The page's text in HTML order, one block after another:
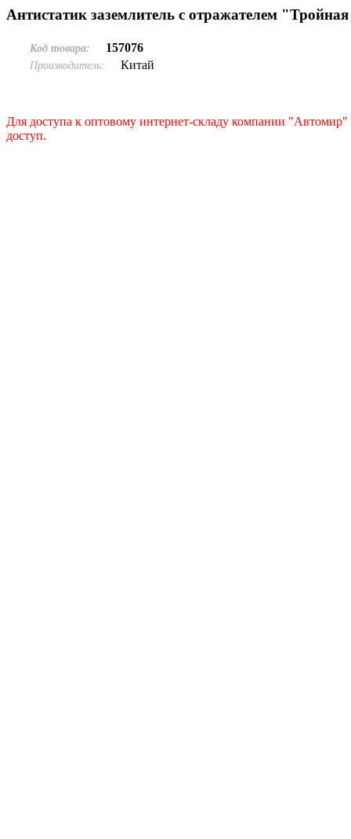
Антистатик заземлитель с отражателем
Код товара: 157076
Производитель: Китай
Для доступа к оптовому интернет-складу компании "Автомир"
доступ.